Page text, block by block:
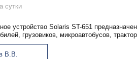
сутки
устройство Solaris ST-651
грузовиков, микроавтобусов,
В.В.